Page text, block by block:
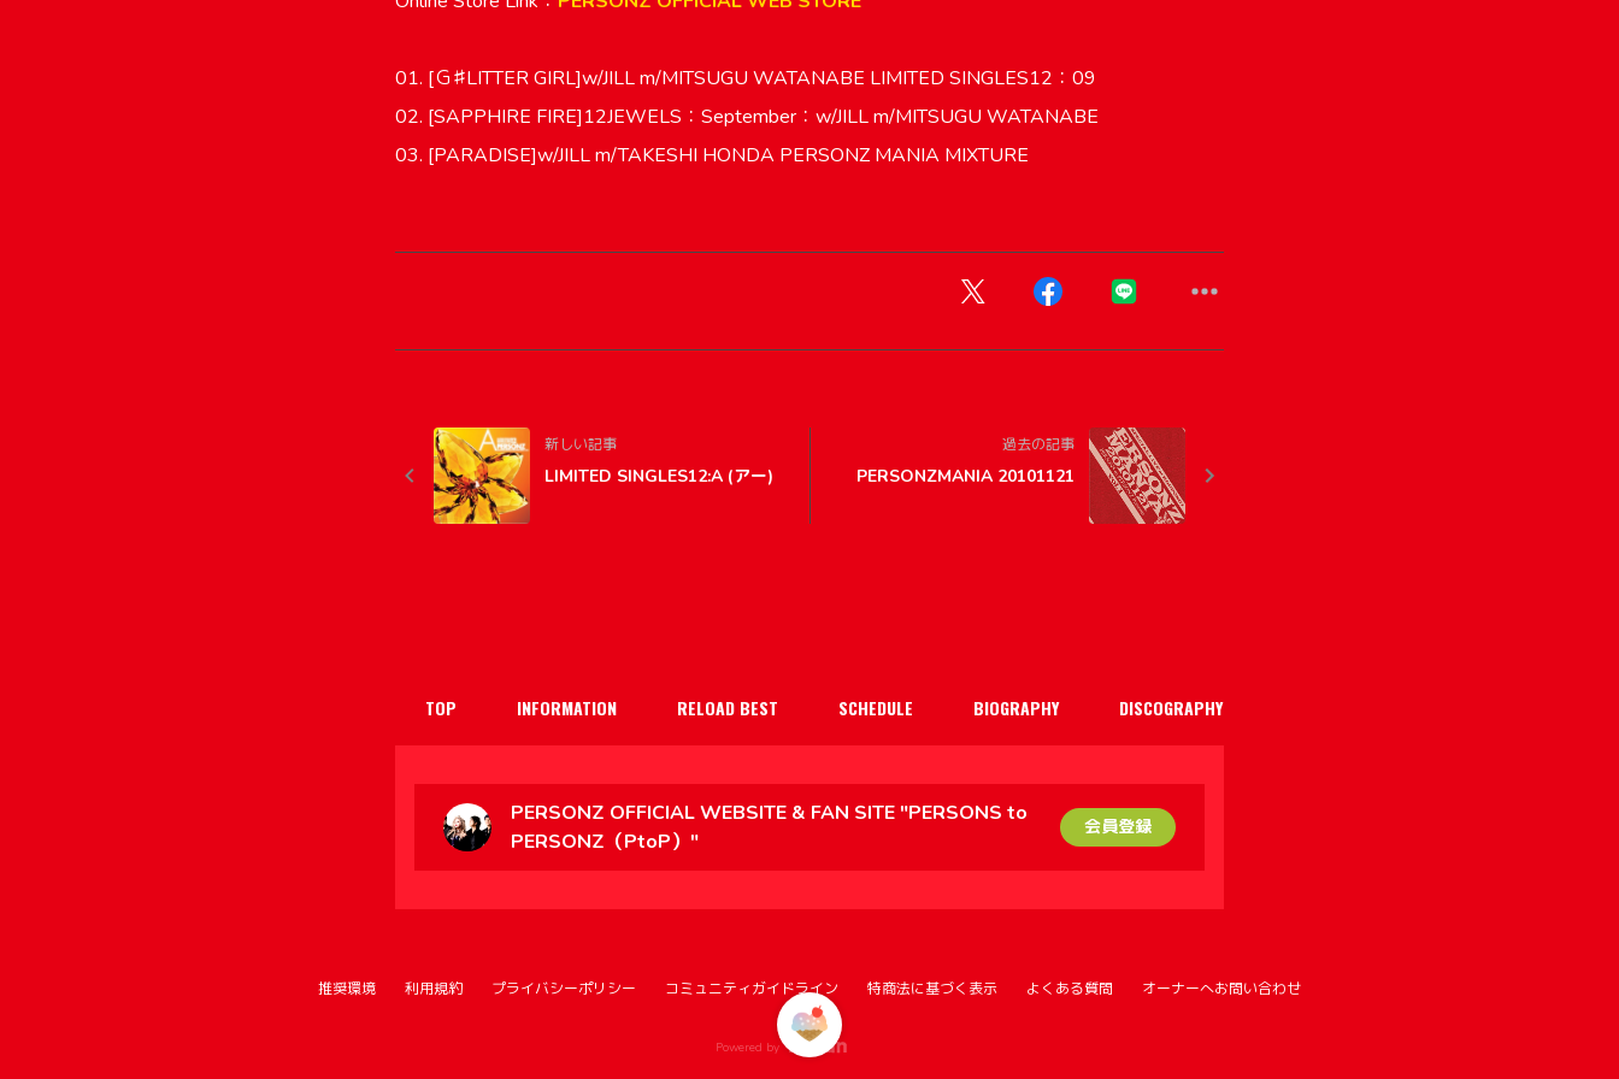
01. [Ｇ♯LITTER GIRL]w/JILL m/MITSUGU WATANABE LIMITED SINGLES12：09
02. [SAPPHIRE FIRE]12JEWELS：September：w/JILL m/MITSUGU WATANABE
03. [PARADISE]w/JILL m/TAKESHI HONDA PERSONZ MANIA MIXTURE
新しい記事
LIMITED SINGLES12:A (アー)
過去の記事
PERSONZMANIA 20101121
TOP INFORMATION RELOAD BEST SCHEDULE BIOGRAPHY DISCOGRAPHY
PERSONZ OFFICIAL WEBSITE & FAN SITE "PERSONS to
PERSONZ（PtoP）"
会員登録
推奨環境 利用規約 プライバシーポリシー コミュニティガイドライン 特商法に基づく表示 よくある質問 オーナーへお問い合わせ
Powered by